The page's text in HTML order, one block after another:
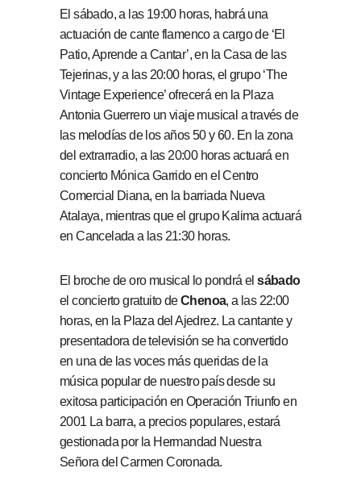
El sábado, a las 19:00 horas, habrá una
actuación de cante flamenco a cargo de ‘El
Patio, Aprende a Cantar’, en la Casa de las
Tejerinas, y a las 20:00 horas, el grupo ‘The
Vintage Experience’ ofrecerá en la Plaza
Antonia Guerrero un viaje musical a través de
las melodías de los años 50 y 60. En la zona
del extrarradio, a las 20:00 horas actuará en
concierto Mónica Garrido en el Centro
Comercial Diana, en la barriada Nueva
Atalaya, mientras que el grupo Kalima actuará
en Cancelada a las 21:30 horas.
El broche de oro musical lo pondrá el sábado
el concierto gratuito deChenoa, a las 22:00
horas, en la Plaza del Ajedrez. La cantante y
presentadora de televisión se ha convertido
en una de las voces más queridas de la
música popular de nuestro país desde su
exitosa participación en Operación Triunfo en
2001 La barra, a precios populares, estará
gestionada por la Hermandad Nuestra
Señora del Carmen Coronada.